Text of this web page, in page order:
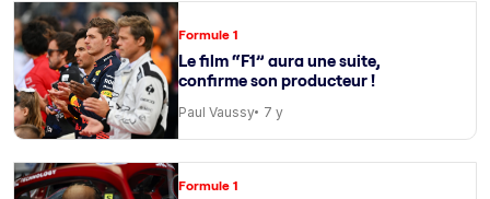
Formule 1
Le film “F1” aura une suite,
confirme son producteur !
Paul Vaussy 7 y
Formule 1